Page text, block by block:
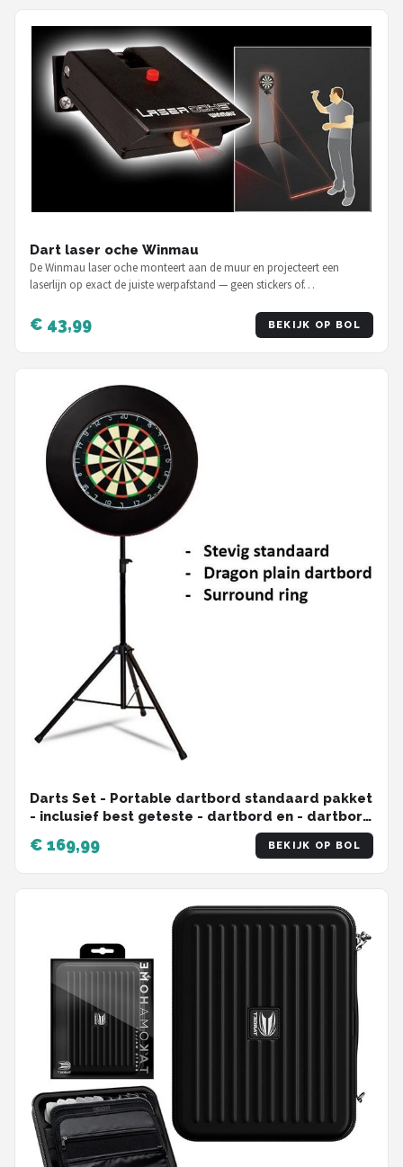
Dart laser oche Winmau
De Winmau laser oche monteert aan de muur en projecteert een
laserlijn op exact de juiste werpafstand — geen stickers of…
€ 43,99 BEKIJK OP BOL
Darts Set - Portable dartbord standaard pakket
- inclusief best geteste - dartbord en - dartbord
€ 169,99 BEKIJK OP BOL